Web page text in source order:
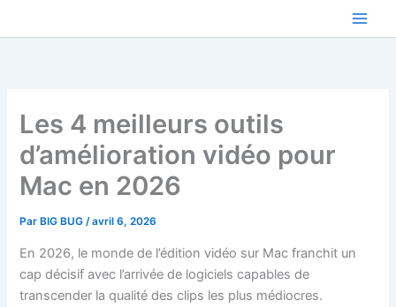
Les 4 meilleurs outils
d’amélioration vidéo pour
Mac en 2026
Par BIG BUG/avril 6, 2026
En 2026, le monde de l’édition vidéo sur Mac franchit un
cap décisif avec l’arrivée de logiciels capables de
transcender la qualité des clips les plus médiocres.